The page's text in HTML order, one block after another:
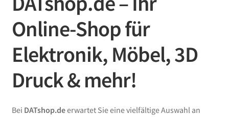
Kontakt
Online-Shop für
Elektronik, Möbel, 3D
Druck & mehr!
Bei DATshop.deerwartet Sie eine vielfältige Auswahl an